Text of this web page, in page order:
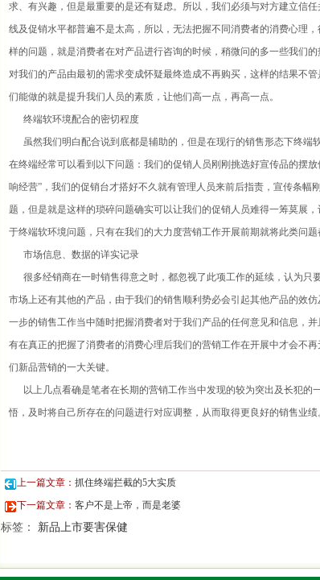
求、有兴趣，但是最重要的是还有疑虑。所以，我们必须与对方建立信
线及促销水平都普遍不是太高，所以，无法把握不同消费者的消费心理
样的问题，就是消费者在对产品进行咨询的时候，稍微问的多一些我们
对我们的产品由最初的需求变成怀疑最终造成不再购买，这样的结果不
们能做的就是提升我们人员的素质，让他们高一点，再高一点。
终端软环境配合的密切程度
虽然我们明白配合说到底都是辅助的，但是在现行的销售形态下终端
在终端经常可以看到以下问题：我们的促销人员刚刚挑选好宣传品的摆
响经营”，我们的促销台才搭好不久就有管理人员来前后指责，宣传条幅
题，但是就是这样的琐碎问题确实可以让我们的促销人员难得一筹莫展
于终端软环境问题，只有在我们的大力度营销工作开展前期就将此类问
市场信息、数据的详实记录
很多经销商在一时销售得意之时，都忽视了此项工作的延续，认为只
市场上还有其他的产品，由于我们的销售顺利势必会引起其他产品的效
一步的销售工作当中随时把握消费者对于我们产品的任何意见和信息，
有在真正的把握了消费者的消费心理后我们的营销工作在开展中才会不
们新品营销的一大关键。
以上几点看确是笔者在长期的营销工作当中发现的较为突出及长犯的
悟，及时将自己所存在的问题进行对应调整，从而取得更良好的销售业
上一篇文章： 抓住终端拦截的5大实质
下一篇文章： 客户不是上帝，而是老婆
标签： 新品上市要害保健